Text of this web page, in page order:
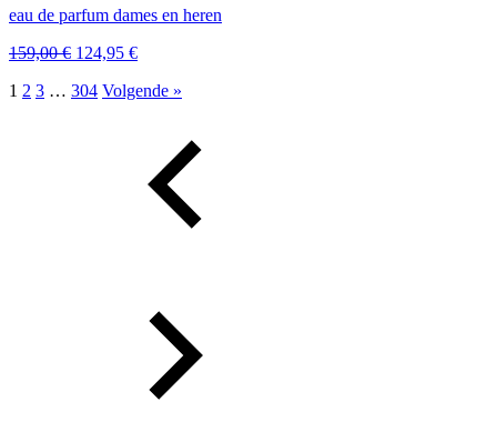
eau de parfum dames en heren
159,00€ Oorspronkelijke
was:
124,95 €Huidige
is:
1 2 3 … 304 Volgende »